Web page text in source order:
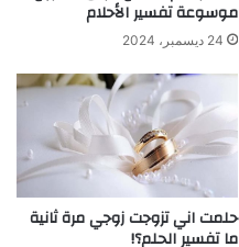
موسوعة تفسير الأحلام
24 ديسمبر، 2024
حلمت اني تزوجت زوجي مرة ثانية
ما تفسير الحلم؟!